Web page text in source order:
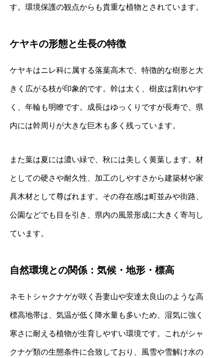
す。環境保護の観点からも貴重な植物とされています。
ケヤキの形態と生長の特徴
ケヤキはニレ科に属する落葉高木で、特徴的な樹形と大
きく広がる枝が印象的です。幹は太く、樹皮は割れやす
く、年輪も明瞭です。成長はゆっくりですが長寿で、県
内には幹周りが大きな巨木も多く残っています。
また葉は夏には濃い緑で、秋には美しく黄葉します。材
としての硬さや耐久性、加工のしやすさから建築材や家
具木材として尊ばれます。その存在感は町並みや街路、
公園などでも目を引き、県内の風景形成に大きく寄与し
ています。
自然環境との関係：気候・地形・標高
ネモトシャクナゲが咲く吾妻山や安達太良山のような高
標高地帯は、気温が低く降水量も多いため、湿気に強く
寒さに耐える植物が生育しやすい環境です。これがシャ
クナゲ類の生態条件に合致しており、風雪や雪解け水の